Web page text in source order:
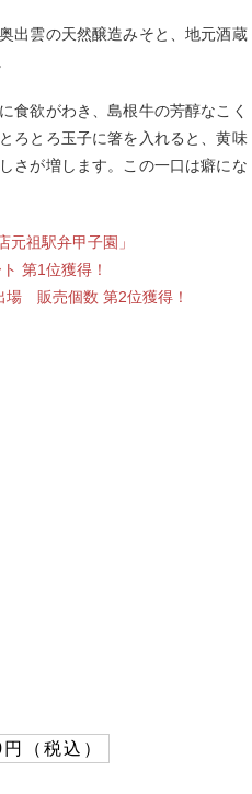
出雲の天然醸造みそと、地元酒蔵
食欲がわき、島根牛の芳醇なこく
ろとろ玉子に箸を入れると、黄味
さが増します。この一口は癖にな
元祖駅弁甲子園」
第1位獲得！
場 販売個数 第2位獲得！
（税込）